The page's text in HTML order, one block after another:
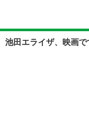
池田エライザ、映画